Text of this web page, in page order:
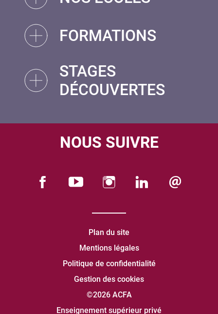
FORMATIONS
STAGES
DÉCOUVERTES
NOUS SUIVRE
Plan du site
Mentions légales
Politique de confidentialité
Gestion des cookies
©2026 ACFA
Enseignement supérieur privé